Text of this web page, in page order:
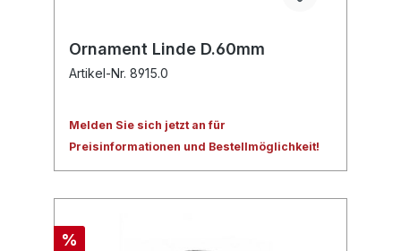
Ornament Linde D.60mm
Artikel-Nr. 8915.0
Melden Sie sich jetzt an für
Preisinformationen und Bestellmöglichkeit!
%